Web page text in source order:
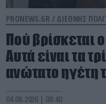
PRONEWS.GR / ΔΙΕΘΝΗΣ
Πού βρίσκεται
Aυτά είναι τα
ανώτατο ηγέτη
04.08.2026 | 08:40